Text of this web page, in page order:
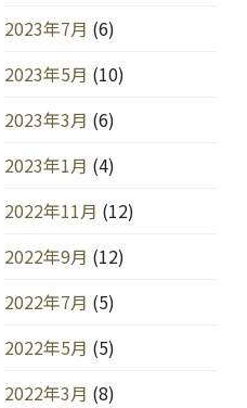
2023年7月 (6)
2023年5月 (10)
2023年3月 (6)
2023年1月 (4)
2022年11月 (12)
2022年9月 (12)
2022年7月 (5)
2022年5月 (5)
2022年3月 (8)